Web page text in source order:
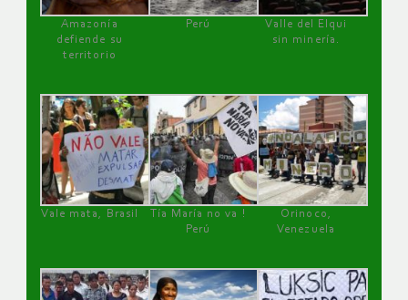
Amazonía
defiende su
territorio
Perú
Valle del Elqui
sin minería.
Vale mata, Brasil
Tía María no va !
Perú
Orinoco,
Venezuela